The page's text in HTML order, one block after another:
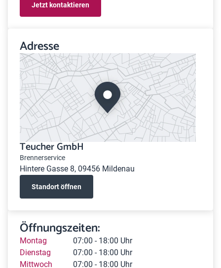
Jetzt kontaktieren
Adresse
Teucher GmbH
Brennerservice
Hintere Gasse 8, 09456 Mildenau
Standort öffnen
Öffnungszeiten:
Montag
07:00 - 18:00 Uhr
Dienstag
07:00 - 18:00 Uhr
Mittwoch
07:00 - 18:00 Uhr